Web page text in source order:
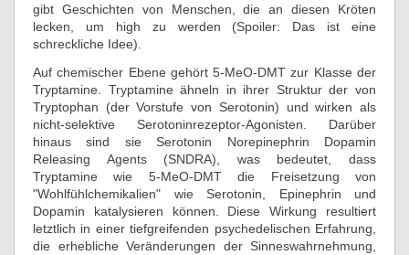
gibt Geschichten von Menschen, die an diesen Kröten
lecken, um high zu werden (Spoiler: Das ist eine
schreckliche Idee).
Auf chemischer Ebene gehört 5-MeO-DMT zur Klasse der
Tryptamine. Tryptamine ähneln in ihrer Struktur der von
Tryptophan (der Vorstufe von Serotonin) und wirken als
nicht-selektive Serotoninrezeptor-Agonisten. Darüber
hinaus sind sie Serotonin Norepinephrin Dopamin
Releasing Agents (SNDRA), was bedeutet, dass
Tryptamine wie 5-MeO-DMT die Freisetzung von
"Wohlfühlchemikalien" wie Serotonin, Epinephrin und
Dopamin katalysieren können. Diese Wirkung resultiert
letztlich in einer tiefgreifenden psychedelischen Erfahrung,
die erhebliche Veränderungen der Sinneswahrnehmung,